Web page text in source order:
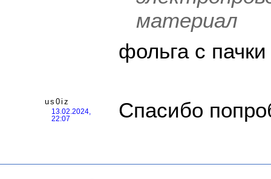
материал
фольга с
us0iz
13.02.2024,
22:07
Спасибо